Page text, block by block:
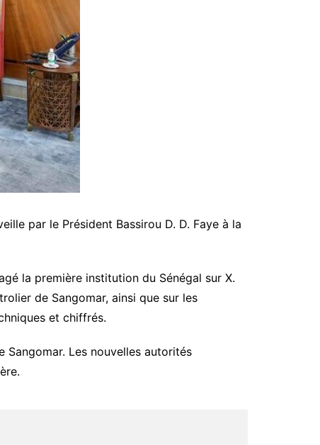
par le Président Bassirou D. D. Faye à la
la première institution du Sénégal sur X.
de Sangomar, ainsi que sur les
et chiffrés.
Sangomar. Les nouvelles autorités